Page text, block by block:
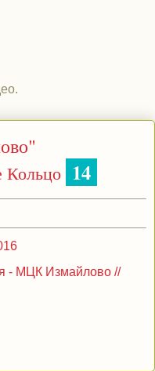
Кольцо 14
- МЦК Измайлово //